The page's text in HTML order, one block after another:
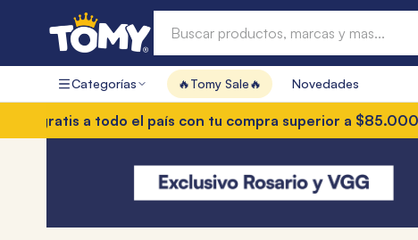
Categorías 🔥Tomy Sale🔥 Novedades
gratis a todo el país con tu compra superior a $85.0003
Términos más buscados
1.
hot wheels
mochilas
toy story
4. marcadores